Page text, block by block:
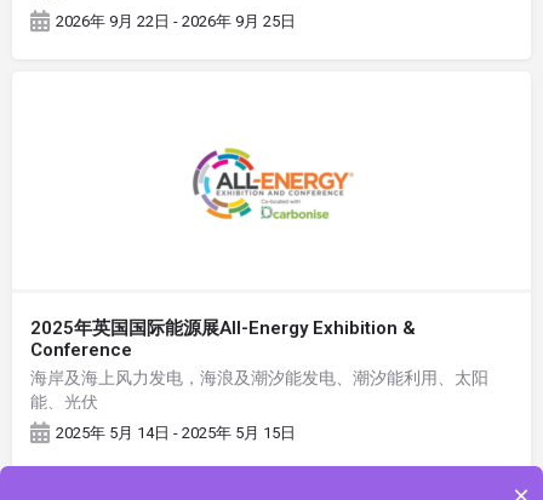
2026年 9月 22日 - 2026年 9月 25日
2025年英国国际能源展All-Energy Exhibition &
Conference
海岸及海上风力发电，海浪及潮汐能发电、潮汐能利用、太阳
能、光伏
2025年 5月 14日 - 2025年 5月 15日